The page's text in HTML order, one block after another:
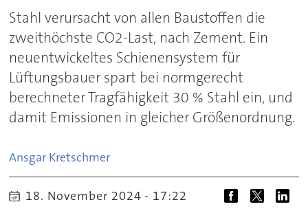
Stahl verursacht von allen Baustoffen die
zweithöchste CO2-Last, nach Zement. Ein
neuentwickeltes Schienensystem für
Lüftungsbauer spart bei normgerecht
berechneter Tragfähigkeit 30 % Stahl ein, und
damit Emissionen in gleicher Größenordnung.
Ansgar Kretschmer
18. November 2024 - 17:22